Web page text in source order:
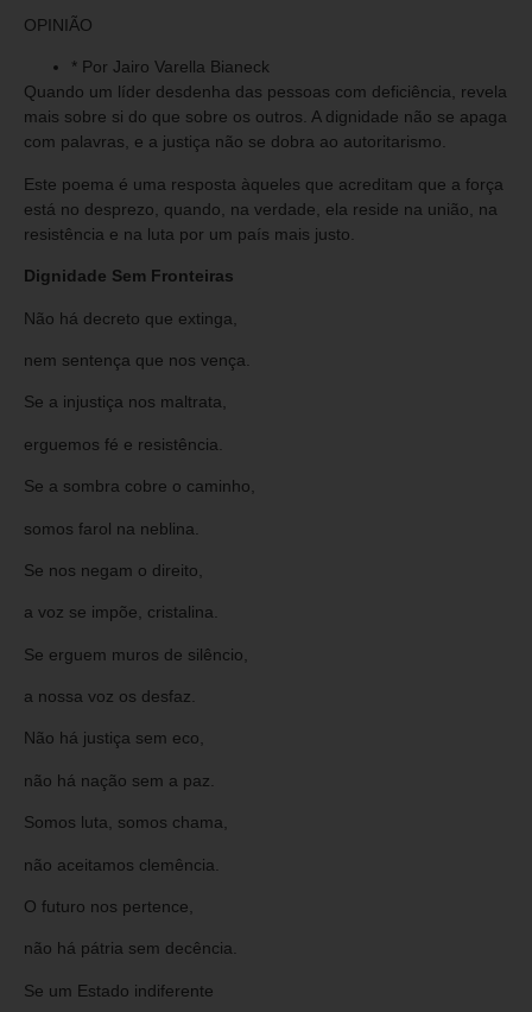
OPINIÃO
* Por Jairo Varella Bianeck
Quando um líder desdenha das pessoas com deficiência, revela
mais sobre si do que sobre os outros. A dignidade não se apaga
com palavras, e a justiça não se dobra ao autoritarismo.
Este poema é uma resposta àqueles que acreditam que a força
está no desprezo, quando, na verdade, ela reside na união, na
resistência e na luta por um país mais justo.
Dignidade Sem Fronteiras
Não há decreto que extinga,
nem sentença que nos vença.
Se a injustiça nos maltrata,
erguemos fé e resistência.
Se a sombra cobre o caminho,
somos farol na neblina.
Se nos negam o direito,
a voz se impõe, cristalina.
Se erguem muros de silêncio,
a nossa voz os desfaz.
Não há justiça sem eco,
não há nação sem a paz.
Somos luta, somos chama,
não aceitamos clemência.
O futuro nos pertence,
não há pátria sem decência.
Se um Estado indiferente